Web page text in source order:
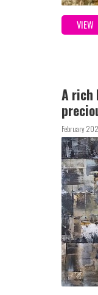
VIEW
A rich
February